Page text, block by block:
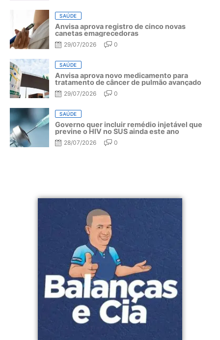
SAÚDE
Anvisa aprova registro de cinco novas
canetas emagrecedoras
29/07/2026 0
SAÚDE
Anvisa aprova novo medicamento para
tratamento de câncer de pulmão avançado
29/07/2026 0
SAÚDE
Governo quer incluir remédio injetável que
previne o HIV no SUS ainda este ano
28/07/2026 0